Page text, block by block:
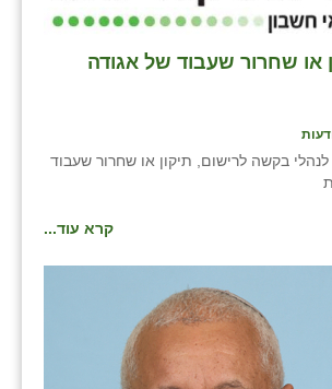
או שחרור שעבוד של אגודה
לנהלי בקשה לרישום, תיקון או שחרור שעבוד
קרא עוד...